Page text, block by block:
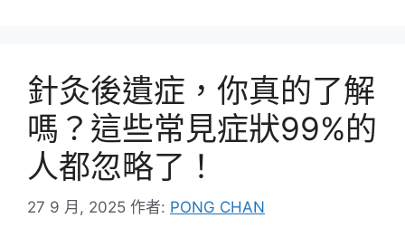
針灸後遺症，你真的了解
嗎？這些常見症狀99%的
人都忽略了！
27 9 月, 2025 作者: PONG CHAN